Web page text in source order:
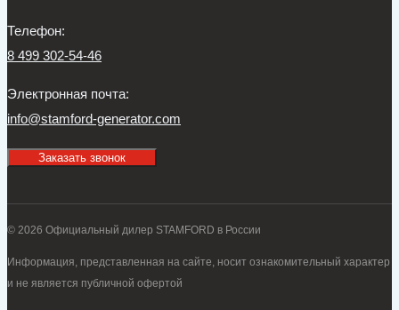
Телефон:
8 499 302-54-46
Электронная почта:
info@stamford-generator.com
Заказать звонок
© 2026 Официальный дилер STAMFORD в России
Информация, представленная на сайте, носит ознакомительный характер
и не является публичной офертой